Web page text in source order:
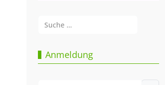
Anmeldung